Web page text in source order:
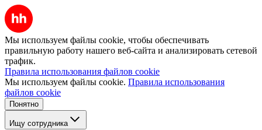
Мы используем файлы cookie, чтобы обеспечивать
правильную работу нашего веб-сайта и анализировать сетевой
трафик.
Правила использования файлов cookie
Мы используем файлы cookie. Правила использования
файлов cookie
Понятно
Ищу сотрудника